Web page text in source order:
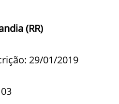
(RR)
29/01/2019